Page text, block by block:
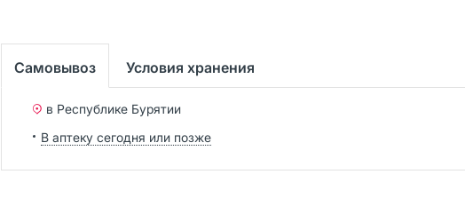
Самовывоз Условия хранения
в Республике Бурятии
В аптеку сегодня или позже